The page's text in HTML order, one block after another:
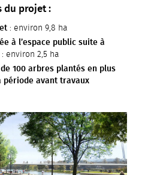
du projet :
: environ 9,8 ha
à l’espace public suite à
: environ 2,5 ha
100 arbres plantés en plus
période avant travaux